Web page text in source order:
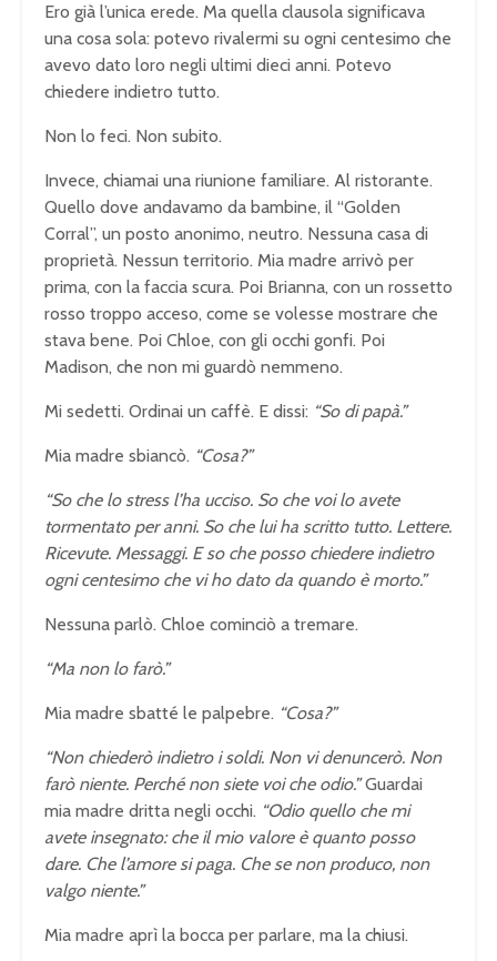
Ero già l’unica erede. Ma quella clausola significava
una cosa sola: potevo rivalermi su ogni centesimo che
avevo dato loro negli ultimi dieci anni. Potevo
chiedere indietro tutto.
Non lo feci. Non subito.
Invece, chiamai una riunione familiare. Al ristorante.
Quello dove andavamo da bambine, il “Golden
Corral”, un posto anonimo, neutro. Nessuna casa di
proprietà. Nessun territorio. Mia madre arrivò per
prima, con la faccia scura. Poi Brianna, con un rossetto
rosso troppo acceso, come se volesse mostrare che
stava bene. Poi Chloe, con gli occhi gonfi. Poi
Madison, che non mi guardò nemmeno.
Mi sedetti. Ordinai un caffè. E dissi: “So di papà.”
Mia madre sbiancò. “Cosa?”
“So che lo stress l’ha ucciso. So che voi lo avete
tormentato per anni. So che lui ha scritto tutto. Lettere.
Ricevute. Messaggi. E so che posso chiedere indietro
ogni centesimo che vi ho dato da quando è morto.”
Nessuna parlò. Chloe cominciò a tremare.
“Ma non lo farò.”
Mia madre sbatté le palpebre. “Cosa?”
“Non chiederò indietro i soldi. Non vi denuncerò. Non
farò niente. Perché non siete voi che odio.”Guardai
mia madre dritta negli occhi. “Odio quello che mi
avete insegnato: che il mio valore è quanto posso
dare. Che l’amore si paga. Che se non produco, non
valgo niente.”
Mia madre aprì la bocca per parlare, ma la chiusi.